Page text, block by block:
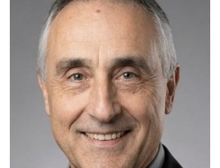
"Frankfurt'ta yaşıyorum, eşim de buradan. Vesile olduğunuz için
Allah razı olsun Murat Bey kardeşim."
- Caner A. (Frankfurt)
"Hamburg'un soğuğunda içimizi ısıtan bir yuva kurduk. Her şey için
çok teşekkür ederiz."
- Hülya S. (Hamburg)
Dortmund Emirhan Bey 36 Yaş
Öğretmen Bekar 0155 109 841 28
WhatsApp